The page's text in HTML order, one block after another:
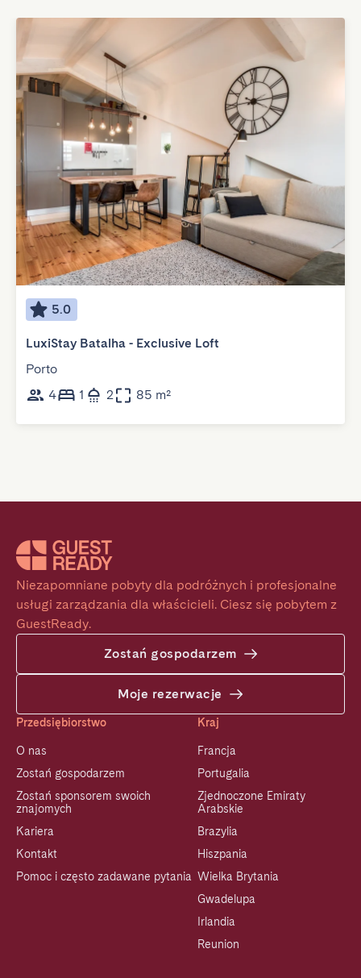
5.0
LuxiStay Batalha - Exclusive Loft
Porto
4
1 2 85 m²
Niezapomniane pobyty dla podróżnych i profesjonalne
usługi zarządzania dla właścicieli. Ciesz się pobytem z
GuestReady.
Zostań gospodarzem
Moje rezerwacje
Przedsiębiorstwo
O nas
Zostań gospodarzem
Zostań sponsorem swoich
znajomych
Kariera
Kontakt
Pomoc i często zadawane pytania
Kraj
Francja
Portugalia
Zjednoczone Emiraty
Arabskie
Brazylia
Hiszpania
Wielka Brytania
Gwadelupa
Irlandia
Reunion